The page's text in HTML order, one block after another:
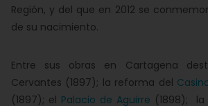
Región, y del que en 2012 se
de su nacimiento.
Entre sus obras en Cartagena
Cervantes (1897); la reforma del
(1897); el Palacio de Aguirre (1898); la